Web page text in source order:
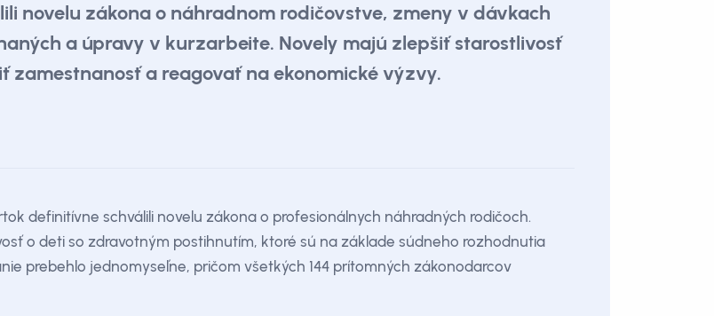
novelu zákona o náhradnom rodičovstve, zmeny v dávkach
a úpravy v kurzarbeite. Novely majú zlepšiť starostlivosť
zamestnanosť a reagovať na ekonomické výzvy.
definitívne schválili novelu zákona o profesionálnych náhradných rodičoch.
o deti so zdravotným postihnutím, ktoré sú na základe súdneho rozhodnutia
prebehlo jednomyseľne, pričom všetkých 144 prítomných zákonodarcov